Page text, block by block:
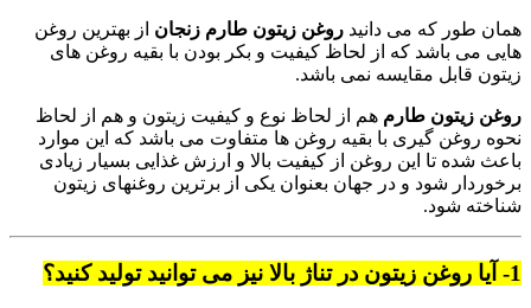
همان طور که می دانید روغن زیتون طارم زنجان از بهترین روغن
هایی می باشد که از لحاظ کیفیت و بکر بودن با بقیه روغن های
زیتون قابل مقایسه نمی باشد.
روغن زیتون طارم هم از لحاظ نوع و کیفیت زیتون و هم از لحاظ
نحوه روغن گیری با بقیه روغن ها متفاوت می باشد که این موارد
باعث شده تا این روغن از کیفیت بالا و ارزش غذایی بسیار زیادی
برخوردار شود و در جهان بعنوان یکی از برترین روغنهای زیتون
شناخته شود.
1- آیا روغن زیتون در تناژ بالا نیز می توانید تولید کنید؟